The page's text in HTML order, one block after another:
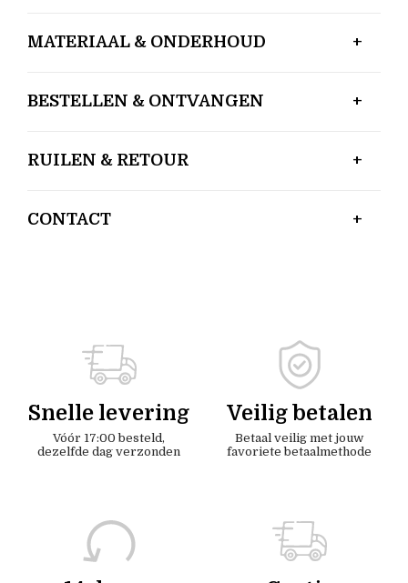
MATERIAAL & ONDERHOUD
BESTELLEN & ONTVANGEN
RUILEN & RETOUR
CONTACT
Snelle levering
Vóór 17:00 besteld,
dezelfde dag verzonden
Veilig betalen
Betaal veilig met jouw
favoriete betaalmethode